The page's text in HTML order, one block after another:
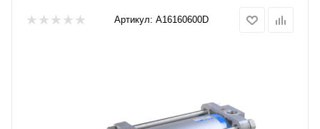
Артикул: A16160600D